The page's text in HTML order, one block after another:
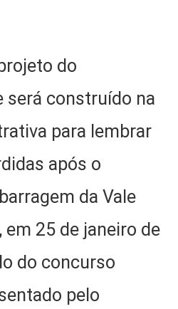
do
será construído na
para lembrar
após o
da Vale
25 de janeiro de
do concurso
pelo